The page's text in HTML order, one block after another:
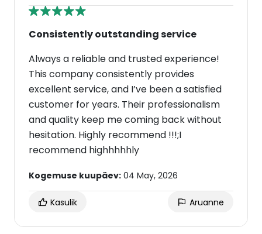
Consistently outstanding service
Always a reliable and trusted experience!
This company consistently provides
excellent service, and I’ve been a satisfied
customer for years. Their professionalism
and quality keep me coming back without
hesitation. Highly recommend !!!;I
recommend highhhhhly
Kogemuse kuupäev: 04 May, 2026
Kasulik Aruanne